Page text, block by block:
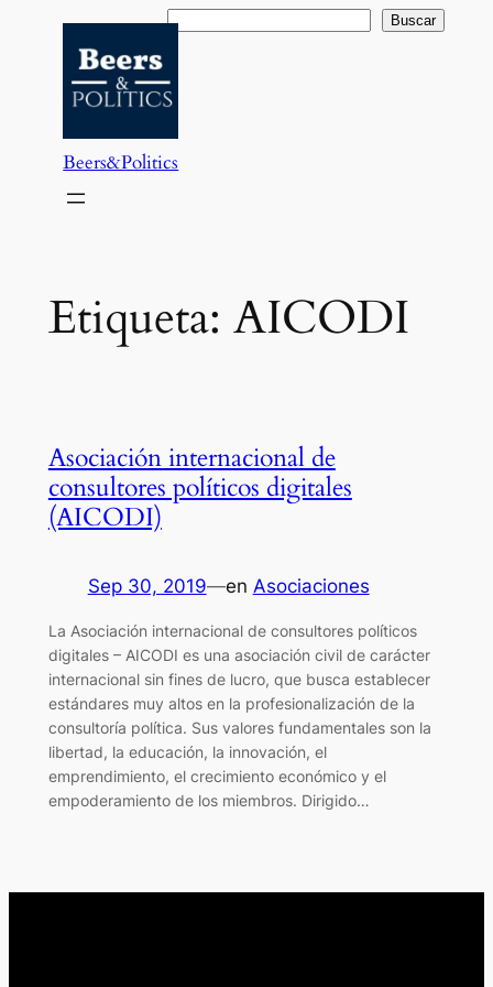
contenido
Buscar Buscar
Beers&Politics
Etiqueta: AICODI
Asociación internacional de
consultores políticos digitales
(AICODI)
Sep 30, 2019—en Asociaciones
La Asociación internacional de consultores políticos
digitales – AICODI es una asociación civil de carácter
internacional sin fines de lucro, que busca establecer
estándares muy altos en la profesionalización de la
consultoría política. Sus valores fundamentales son la
libertad, la educación, la innovación, el
emprendimiento, el crecimiento económico y el
empoderamiento de los miembros. Dirigido…